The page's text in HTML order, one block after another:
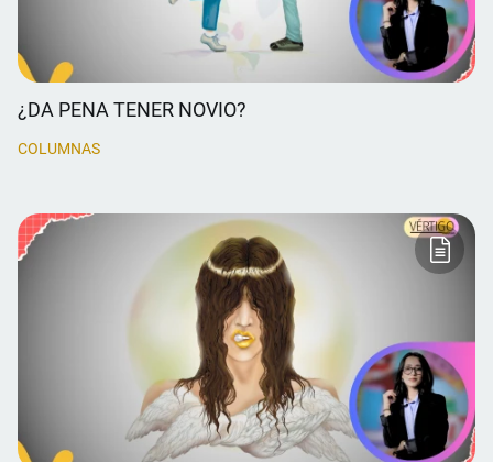
¿DA PENA TENER NOVIO?
COLUMNAS